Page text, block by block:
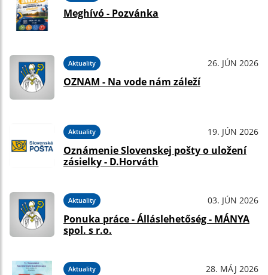
Meghívó - Pozvánka
Aktuality 26. JÚN 2026
OZNAM - Na vode nám záleží
Aktuality 19. JÚN 2026
Oznámenie Slovenskej pošty o uložení
zásielky - D.Horváth
Aktuality 03. JÚN 2026
Ponuka práce - Álláslehetőség - MÁNYA
spol. s r.o.
Aktuality 28. MÁJ 2026